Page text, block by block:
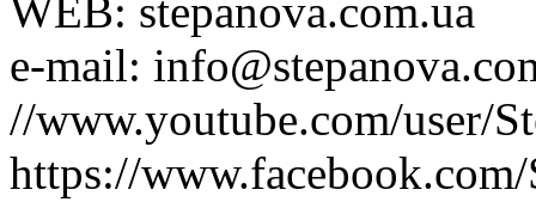
WEB: stepanova.com.ua
e-mail:
//www.youtube.com/user/
https://